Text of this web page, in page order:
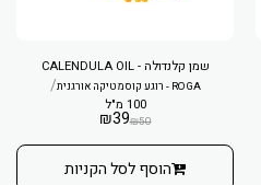
שמן קלנדולה - CALENDULA OIL
ROGA - רוגע קוסמטיקה אורגנית /
100 מ"ל
₪50
₪39
הוסף לסל הקניות